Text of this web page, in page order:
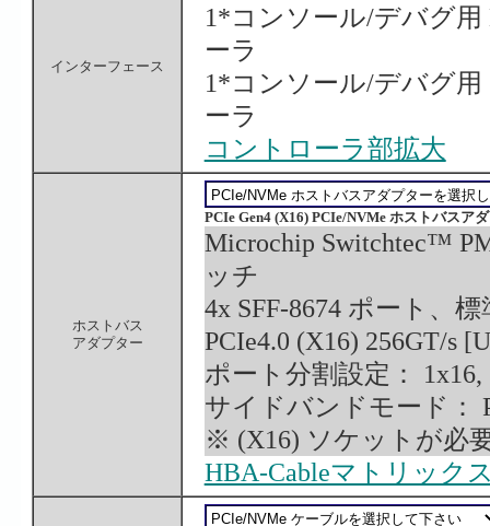
インターフェース
1*コンソール/デバグ用
ーラ
1*コンソール/デバグ用
ーラ
コントローラ部拡大
ホストバス
アダプター
PCIe Gen4 (X16) PCIe/NVMe ホストバスア
Microchip Switchtec™
ッチ
4x SFF-8674 ポート、
PCIe4.0 (X16) 256GT/s
ポート分割設定： 1x16,
サイドバンドモード：
※ (X16) ソケットが必
HBA-Cableマトリック